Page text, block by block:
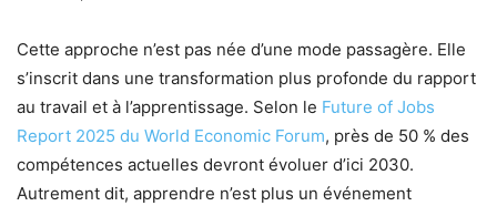
Cette approche n’est pas née d’une mode passagère. Elle
s’inscrit dans une transformation plus profonde du rapport
au travail et à l’apprentissage. Selon le Future of Jobs
Report 2025 du World Economic Forum, près de 50 % des
compétences actuelles devront évoluer d’ici 2030.
Autrement dit, apprendre n’est plus un événement